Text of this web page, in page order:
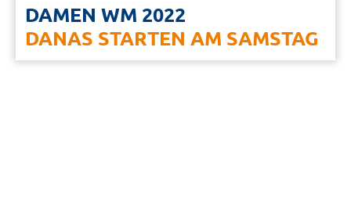
DAMEN WM 2022
DANAS STARTEN AM SAMSTAG